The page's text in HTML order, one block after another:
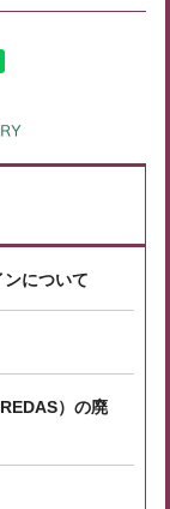
について
）の廃